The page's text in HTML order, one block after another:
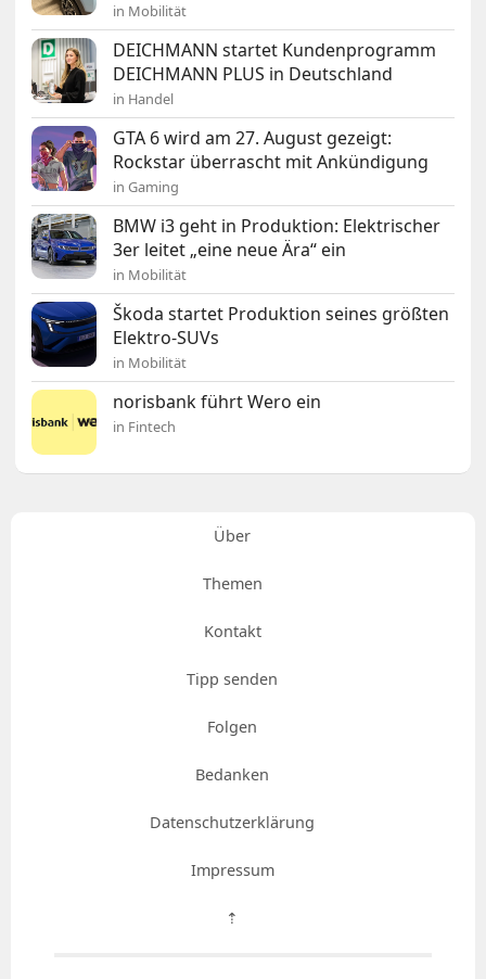
in Mobilität
DEICHMANN startet Kundenprogramm
DEICHMANN PLUS in Deutschland
in Handel
GTA 6 wird am 27. August gezeigt:
Rockstar überrascht mit Ankündigung
in Gaming
BMW i3 geht in Produktion: Elektrischer
3er leitet „eine neue Ära“ ein
in Mobilität
Škoda startet Produktion seines größten
Elektro-SUVs
in Mobilität
norisbank führt Wero ein
in Fintech
Über
Themen
Kontakt
Tipp senden
Folgen
Bedanken
Datenschutzerklärung
Impressum
⇡